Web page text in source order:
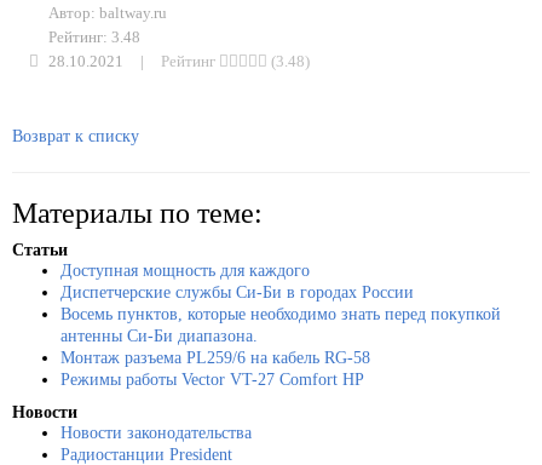
Автор: baltway.ru
Рейтинг: 3.48
28.10.2021
| Рейтинг (3.48)
Возврат к списку
Материалы по теме:
Статьи
Доступная мощность для каждого
Диспетчерские службы Си-Би в городах России
Восемь пунктов, которые необходимо знать перед покупкой
антенны Си-Би диапазона.
Монтаж разъема PL259/6 на кабель RG-58
Режимы работы Vector VT-27 Comfort HP
Новости
Новости законодательства
Радиостанции President